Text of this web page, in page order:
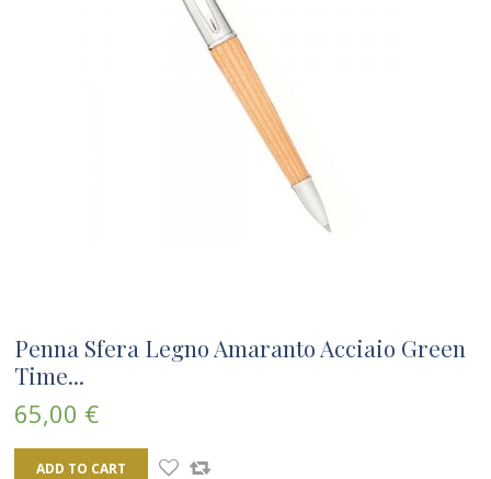
Penna Sfera Legno Amaranto Acciaio Green
Time...
65,00 €
ADD TO CART